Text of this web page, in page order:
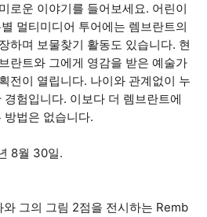
로운 이야기를 들어보세요. 어린이
멀티미디어 투어에는 렘브란트의
하며 보물찾기 활동도 있습니다. 현
란트와 그에게 영감을 받은 예술가
전이 열립니다. 나이와 관계없이 누
험입니다. 이보다 더 렘브란트에
방법은 없습니다.
8월 30일.
그의 그림 2점을 전시하는 Remb